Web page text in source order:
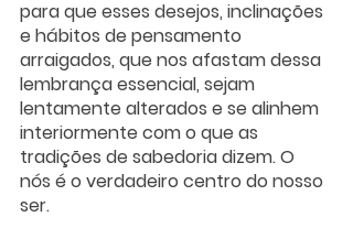
para que esses desejos, inclinações
e hábitos de pensamento
arraigados, que nos afastam dessa
lembrança essencial, sejam
lentamente alterados e se alinhem
interiormente com o que as
tradições de sabedoria dizem. O
nós é o verdadeiro centro do nosso
ser.